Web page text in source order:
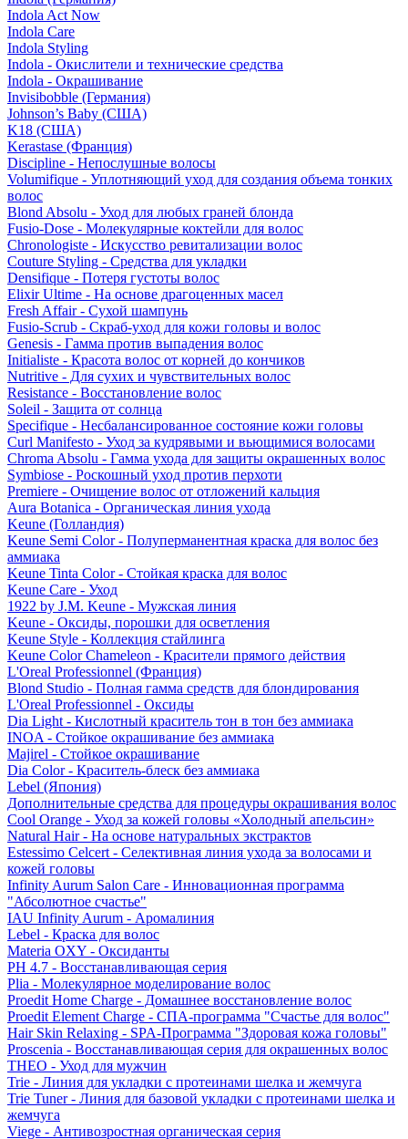
Indola Act Now
Indola Care
Indola Styling
Indola - Окислители и технические средства
Indola - Окрашивание
Invisibobble (Германия)
Johnson’s Baby (США)
K18 (США)
Kerastase (Франция)
Discipline - Непослушные волосы
Volumifique - Уплотняющий уход для создания объема тонких
волос
Blond Absolu - Уход для любых граней блонда
Fusio-Dose - Молекулярные коктейли для волос
Chronologiste - Искусство ревитализации волос
Couture Styling - Средства для укладки
Densifique - Потеря густоты волос
Elixir Ultime - На основе драгоценных масел
Fresh Affair - Сухой шампунь
Fusio-Scrub - Скраб-уход для кожи головы и волос
Genesis - Гамма против выпадения волос
Initialiste - Красота волос от корней до кончиков
Nutritive - Для сухих и чувствительных волос
Resistance - Восстановление волос
Soleil - Защита от солнца
Specifique - Несбалансированное состояние кожи головы
Curl Manifesto - Уход за кудрявыми и вьющимися волосами
Chroma Absolu - Гамма ухода для защиты окрашенных волос
Symbiose - Роскошный уход против перхоти
Premiere - Очищение волос от отложений кальция
Aura Botanica - Органическая линия ухода
Keune (Голландия)
Keune Semi Color - Полуперманентная краска для волос без
аммиака
Keune Tinta Color - Стойкая краска для волос
Keune Care - Уход
1922 by J.M. Keune - Мужская линия
Keune - Оксиды, порошки для осветления
Keune Style - Коллекция стайлинга
Keune Color Chameleon - Красители прямого действия
L'Oreal Professionnel (Франция)
Blond Studio - Полная гамма средств для блондирования
L'Oreal Professionnel - Оксиды
Dia Light - Кислотный краситель тон в тон без аммиака
INOA - Стойкое окрашивание без аммиака
Majirel - Стойкое окрашивание
Dia Color - Краситель-блеск без аммиака
Lebel (Япония)
Дополнительные средства для процедуры окрашивания волос
Cool Orange - Уход за кожей головы «Холодный апельсин»
Natural Hair - На основе натуральных экстрактов
Estessimo Celcert - Селективная линия ухода за волосами и
кожей головы
Infinity Aurum Salon Care - Инновационная программа
"Абсолютное счастье"
IAU Infinity Aurum - Аромалиния
Lebel - Краска для волос
Materia OXY - Оксиданты
PH 4.7 - Восстанавливающая серия
Plia - Молекулярное моделирование волос
Proedit Home Charge - Домашнее восстановление волос
Proedit Element Charge - СПА-программа "Счастье для волос"
Hair Skin Relaxing - SPA-Программа "Здоровая кожа головы"
Proscenia - Восстанавливающая серия для окрашенных волос
THEO - Уход для мужчин
Trie - Линия для укладки с протеинами шелка и жемчуга
Trie Tuner - Линия для базовой укладки с протеинами шелка и
жемчуга
Viege - Антивозростная органическая серия